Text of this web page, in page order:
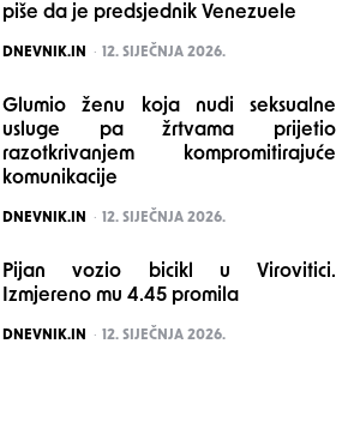
piše da je predsjednik Venezuele
POSTED
DNEVNIK.IN 12. SIJEČNJA 2026.
Glumio ženu koja nudi seksualne
usluge pa žrtvama prijetio
razotkrivanjem kompromitirajuće
komunikacije
POSTED
DNEVNIK.IN 12. SIJEČNJA 2026.
Pijan vozio bicikl u Virovitici.
Izmjereno mu 4.45 promila
POSTED
DNEVNIK.IN 12. SIJEČNJA 2026.